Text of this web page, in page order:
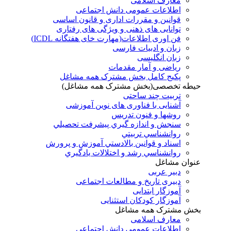
اطلاعات عمومی دانش اجتماعی
قوانین و مقررات اداری و قانون اساسی
توانایی های ذهنی و ویژگی های رفتاری
فن اوری اطلاعات(مهارت خای هفتگانه ICDL)
زبان و ادبیات فارسی
زبان انگلیسی
ریاضی و آمار مقدمات
پکیج کامل بخش مشترک همه مشاغل
حیطه تخصصی(بخش مشترک همه مشاغل)
تربیت چند ساحتی
آشنایی با فناوری های نوین آموزشی
روشها و فنون تدريس
سنجش و اندازه گيري پيشرفت تحصيلي
روانشناسي تربيتي
اسناد و قوانين بالادستي آموزش و پرورش
روانشناسي رشد و اختلالات يادگيري
عنوان مشاغل
دبير عربی
دبیری تاریخ و مطالعات اجتماعی
آموزگار ابتدایی
آموزگار کودکان استثنایی
بخش مشترک همه مشاغل
معارف اسلامی
اطلاعات عمومی دانش اجتماعی